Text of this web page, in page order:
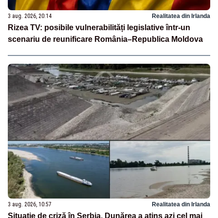
3 aug. 2026, 20:14 Realitatea din Irlanda
Rizea TV: posibile vulnerabilități legislative într-un
scenariu de reunificare România–Republica Moldova
3 aug. 2026, 10:57 Realitatea din Irlanda
Situație de criză în Serbia. Dunărea a atins azi cel mai